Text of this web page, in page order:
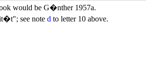
would be G�nther 1957a.
see note d to letter 10 above.